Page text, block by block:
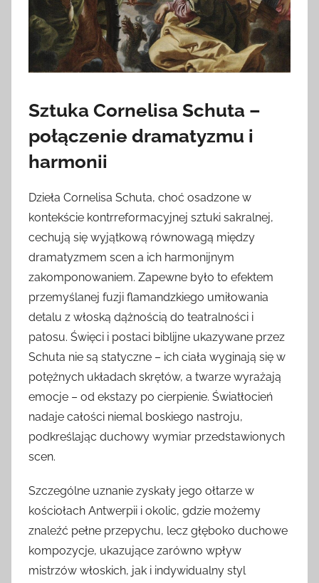
Sztuka Cornelisa Schuta –
połączenie dramatyzmu i
harmonii
Dzieła Cornelisa Schuta, choć osadzone w
kontekście kontrreformacyjnej sztuki sakralnej,
cechują się wyjątkową równowagą między
dramatyzmem scen a ich harmonijnym
zakomponowaniem. Zapewne było to efektem
przemyślanej fuzji flamandzkiego umiłowania
detalu z włoską dążnością do teatralności i
patosu. Święci i postaci biblijne ukazywane przez
Schuta nie są statyczne – ich ciała wyginają się w
potężnych układach skrętów, a twarze wyrażają
emocje – od ekstazy po cierpienie. Światłocień
nadaje całości niemal boskiego nastroju,
podkreślając duchowy wymiar przedstawionych
scen.
Szczególne uznanie zyskały jego ołtarze w
kościołach Antwerpii i okolic, gdzie możemy
znaleźć pełne przepychu, lecz głęboko duchowe
kompozycje, ukazujące zarówno wpływ
mistrzów włoskich, jak i indywidualny styl